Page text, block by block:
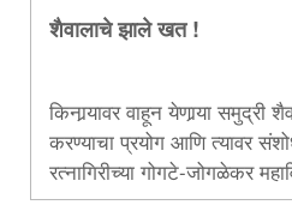
शैवालाचे झाले खत !
किनार्‍यावर वाहून येणार्‍या समुद्री
करण्याचा प्रयोग आणि त्यावर
रत्नागिरीच्या गोगटे-जोगळेकर
त्याविषयी माहिती देणारा हा